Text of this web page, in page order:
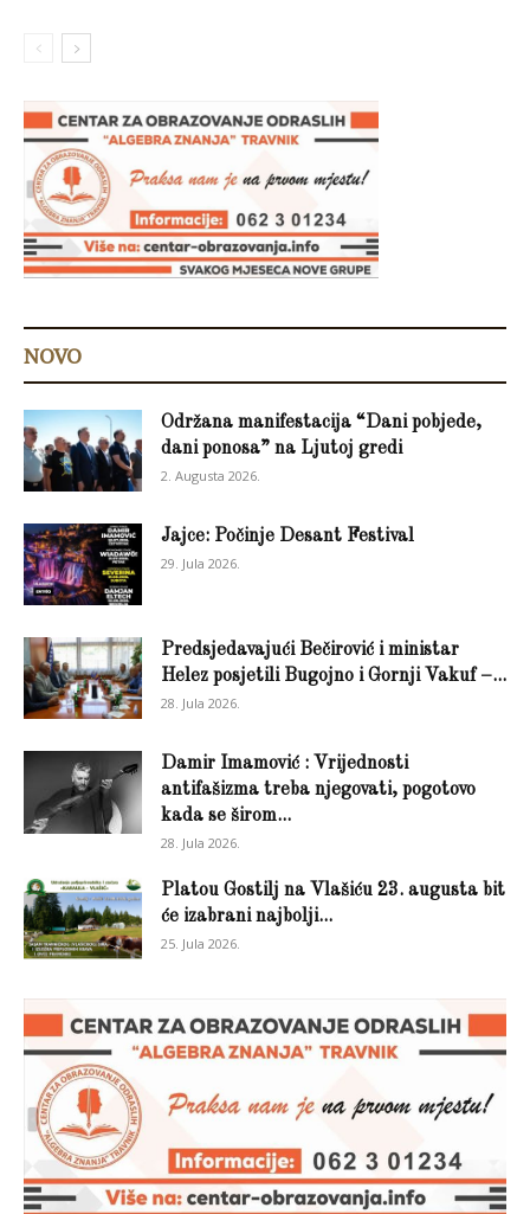
NOVO
Održana manifestacija “Dani pobjede,
dani ponosa” na Ljutoj gredi
2. Augusta 2026.
Jajce: Počinje Desant Festival
29. Jula 2026.
Predsjedavajući Bečirović i ministar
Helez posjetili Bugojno i Gornji Vakuf –...
28. Jula 2026.
Damir Imamović : Vrijednosti
antifašizma treba njegovati, pogotovo
kada se širom...
28. Jula 2026.
Platou Gostilj na Vlašiću 23. augusta bit
će izabrani najbolji...
25. Jula 2026.